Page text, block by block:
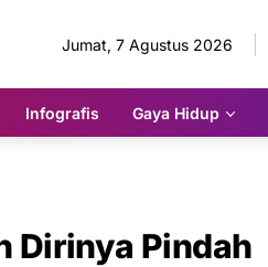
Jumat, 7 Agustus 2026
Infografis Gaya Hidup
Dirinya Pindah